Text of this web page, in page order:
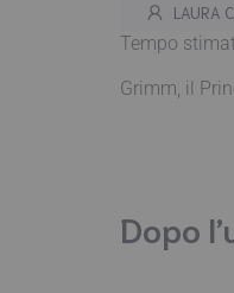
LAURA
Tempo
Grimm, il
Dopo